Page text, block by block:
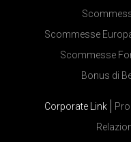
Scommesse
Scommesse
Bonus di
Corporate Link